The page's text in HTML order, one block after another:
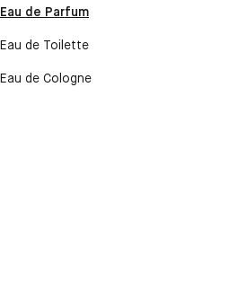
Eau de Parfum
Eau de Toilette
Eau de Cologne